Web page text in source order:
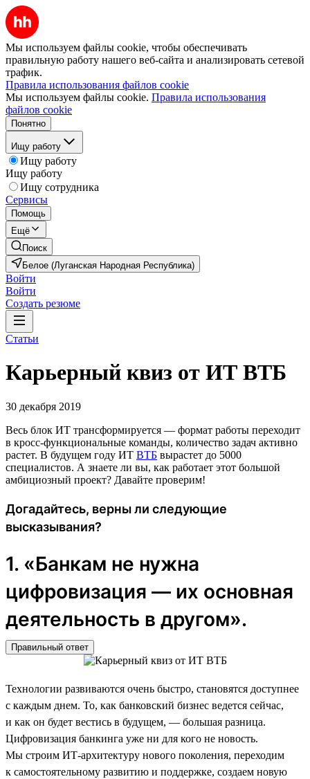
Мы используем файлы cookie, чтобы обеспечивать
правильную работу нашего веб-сайта и анализировать сетевой
трафик.
Правила использования файлов cookie
Мы используем файлы cookie. Правила использования
файлов cookie
Понятно
Ищу работу
Ищу работу
Ищу работу
Ищу сотрудника
Сервисы
Помощь
Ещё
Поиск
Белое (Луганская Народная Республика)
Войти
Войти
Создать резюме
Статьи
Карьерный квиз от ИТ ВТБ
30 декабря 2019
Весь блок ИТ трансформируется — формат работы переходит
в кросс-функциональные команды, количество задач активно
растет. В будущем году ИТ ВТБ вырастет до 5000
специалистов. А знаете ли вы, как работает этот большой
амбициозный проект? Давайте проверим!
Догадайтесь, верны ли следующие
высказывания?
1. «Банкам не нужна
цифровизация — их основная
деятельность в другом».
Правильный ответ
Технологии развиваются очень быстро, становятся доступнее
с каждым днем. То, как банковский бизнес ведется сейчас,
и как он будет вестись в будущем, — большая разница.
Цифровизация банкинга уже ни для кого не новость.
Мы строим ИТ-архитектуру нового поколения, переходим
к самостоятельному развитию и поддержке, создаем новую